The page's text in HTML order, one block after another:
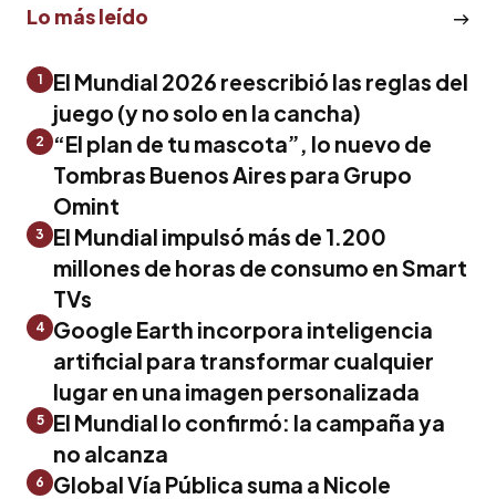
Lo más leído
1
El Mundial 2026 reescribió las reglas del
juego (y no solo en la cancha)
2
“El plan de tu mascota”, lo nuevo de
Tombras Buenos Aires para Grupo
Omint
3
El Mundial impulsó más de 1.200
millones de horas de consumo en Smart
TVs
4 Google Earth incorpora inteligencia
artificial para transformar cualquier
lugar en una imagen personalizada
5
El Mundial lo confirmó: la campaña ya
no alcanza
6
Global Vía Pública suma a Nicole